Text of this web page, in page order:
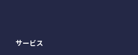
サービス